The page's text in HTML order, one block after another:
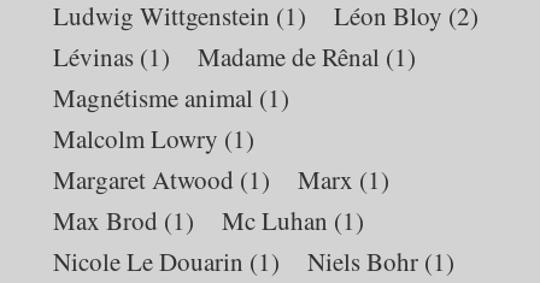
Ludwig Wittgenstein (1) Léon Bloy (2)
Lévinas (1) Madame de Rênal (1)
Magnétisme animal (1)
Malcolm Lowry (1)
Margaret Atwood (1) Marx (1)
Max Brod (1) Mc Luhan (1)
Nicole Le Douarin (1) Niels Bohr (1)